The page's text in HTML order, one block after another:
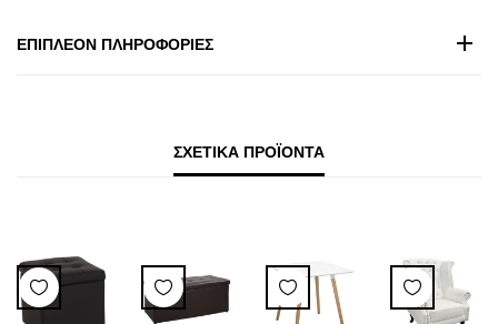
ΕΠΙΠΛΈΟΝ ΠΛΗΡΟΦΟΡΊΕΣ
ΣΧΕΤΙΚΆ ΠΡΟΪΌΝΤΑ